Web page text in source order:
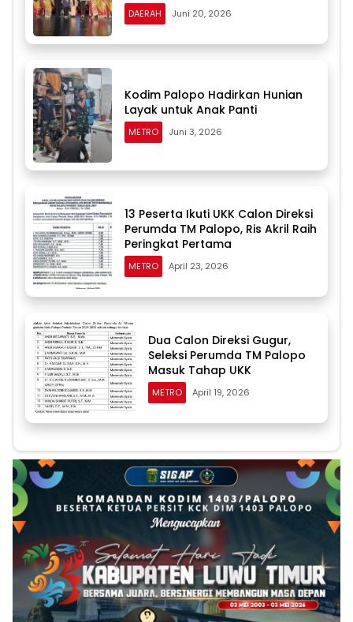
DAERAH Juni 20, 2026
Kodim Palopo Hadirkan Hunian
Layak untuk Anak Panti
METRO Juni 3, 2026
13 Peserta Ikuti UKK Calon Direksi
Perumda TM Palopo, Ris Akril Raih
Peringkat Pertama
METRO April 23, 2026
Dua Calon Direksi Gugur,
Seleksi Perumda TM Palopo
Masuk Tahap UKK
METRO April 19, 2026